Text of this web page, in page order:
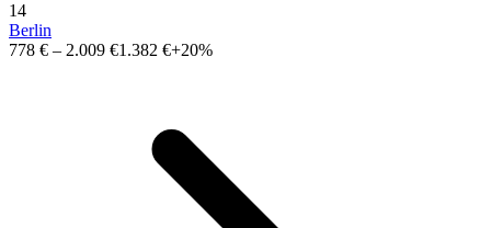
14
Berlin
778 € – 2.009 €1.382 €+20%